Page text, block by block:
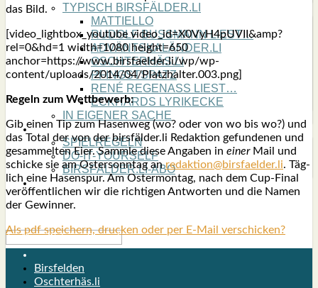
TYPISCH BIRSFÄLDER.LI
MATTIELLO
RUDOLF BUSS­MANN LIEST…
ADVÄNTSKALÄNDER.LI
OSCHTERHÄS.LI
PFINGST­SPATZ
RENÉ REGEN­ASS LIEST…
ECK­HARDS LYRIK­ECKE
IN EIGE­NER SACHE
SO GOOT’S
SPIEL­RE­GELN
DO-IT-YOUR­S­ELF
BIRSFÄLDER.LI-ABO
SHOUT­BOX
das Bild.
[video_lightbox_youtube video_id=X0VyH4pUVII&amp?
rel=0&hd=1 width=1080 height=650
anchor=https://www.birsfaelder.li/wp/wp-
content/uploads/2014/04/Platzhalter.003.png]
Regeln zum Wett­be­werb:
Gib einen Tip zum Hasen­weg (wo? oder von wo bis wo?) und
das Total der von der birsfälder.li Redak­tion gefun­denen und
gesam­melten Eier. Samm­le die­se Anga­ben in einerMail und
schi­cke sie am Oster­sonn­tag anredaktion@birsfaelder.li. Täg­
lich eine Hasen­spur. Am Oster­montag, nach dem Cup-Final
ver­öf­fent­li­chen wir die rich­tigen Ant­worten und die Namen
der Gewin­ner.
Als pdf speichern, drucken oder per E-Mail verschicken?
Birsfelden
Oschterhäs.li